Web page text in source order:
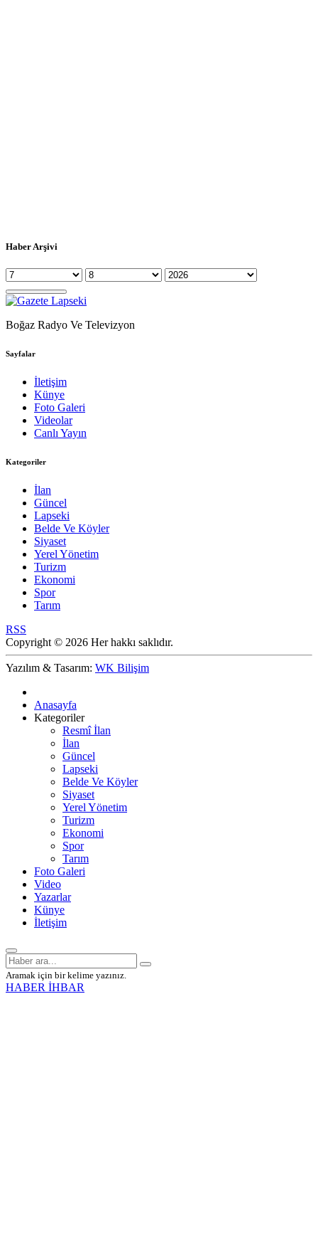
Haber Arşivi
Boğaz Radyo Ve Televizyon
Sayfalar
İletişim
Künye
Foto Galeri
Videolar
Canlı Yayın
Kategoriler
İlan
Güncel
Lapseki
Belde Ve Köyler
Siyaset
Yerel Yönetim
Turizm
Ekonomi
Spor
Tarım
RSS
Copyright © 2026 Her hakkı saklıdır.
Yazılım & Tasarım: WK Bilişim
Anasayfa
Kategoriler
Resmî İlan
İlan
Güncel
Lapseki
Belde Ve Köyler
Siyaset
Yerel Yönetim
Turizm
Ekonomi
Spor
Tarım
Foto Galeri
Video
Yazarlar
Künye
İletişim
Aramak için bir kelime yazınız.
HABER İHBAR